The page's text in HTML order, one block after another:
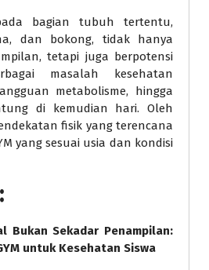
bagian tubuh tertentu,
dan bokong, tidak hanya
tetapi juga berpotensi
masalah kesehatan
metabolisme, hingga
di kemudian hari. Oleh
fisik yang terencana
yang sesuai usia dan kondisi
Bukan Sekadar Penampilan:
untuk Kesehatan Siswa